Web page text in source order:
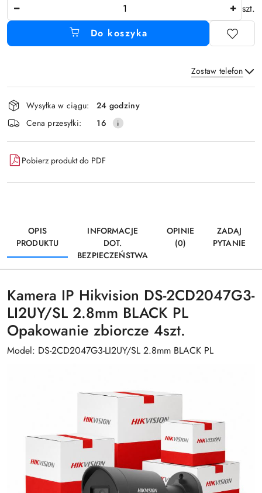
szt.
Do koszyka
Zostaw telefon
Wyślij
Dostępność
i
dostawa
Wysyłka w ciągu:
24 godziny
Cena przesyłki:
16
Pobierz produkt do PDF
OPIS
PRODUKTU
INFORMACJE
DOT.
BEZPIECZEŃSTWA
OPINIE
(0)
ZADAJ
PYTANIE
Kamera IP Hikvision DS-2CD2047G3-
LI2UY/SL 2.8mm BLACK PL
Opakowanie zbiorcze 4szt.
Model: DS-2CD2047G3-LI2UY/SL 2.8mm BLACK PL